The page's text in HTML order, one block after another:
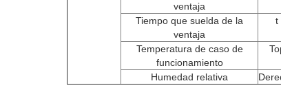
ventaja
Tiempo que suelda de la
ventaja
t
Temperatura de caso de
funcionamiento
Humedad relativa